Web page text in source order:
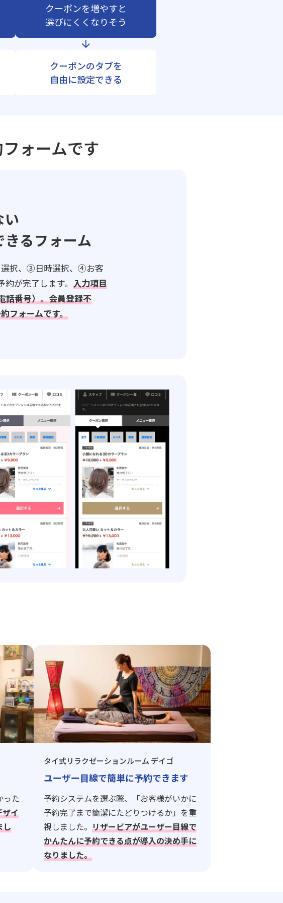
クーポンを増やすと
選びにくくなりそう
クーポンのタブを
自由に設定できる
ォームです
い
るフォーム
択、③日時選択、④お客
が完了します。 入力項目
話番号）。会員登録不
フォームです。
った
ザイ
し
タイ式リラクゼーションルーム デイゴ
ユーザー目線で簡単に予約できます
予約システムを選ぶ際、「お客様がいかに
予約完了まで簡潔にたどりつけるか」を重
視しました。 リザービアがユーザー目線で
かんたんに予約できる点が導入の決め手に
なりました。